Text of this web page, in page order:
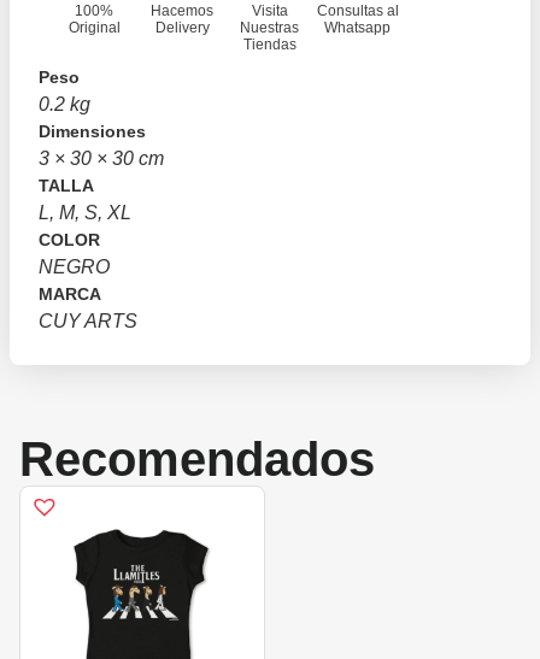
100%
Original
Hacemos
Delivery
Visita
Nuestras
Tiendas
Consultas al
Whatsapp
Peso
0.2 kg
Dimensiones
3 × 30 × 30 cm
TALLA
L, M, S, XL
COLOR
NEGRO
MARCA
CUY ARTS
Recomendados